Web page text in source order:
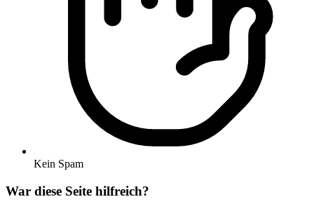
Kein Spam
War diese Seite hilfreich?